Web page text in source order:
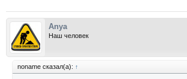
обращаться и тем самым его разрушают.
Anya
Наш человек
noname сказал(а): ↑